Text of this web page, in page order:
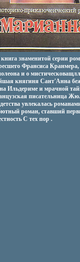
знаменитой серии
Франсиса
и о
княгиня Сант'Анна
на Ильдериме и мрачной
писательница
увлекалась
роман, ставший
С тех пор .